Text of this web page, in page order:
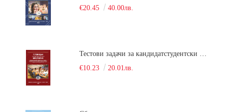
€20.45
40.00лв.
€10.23
20.01лв.